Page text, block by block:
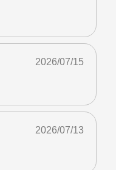
2026/07/15
2026/07/13